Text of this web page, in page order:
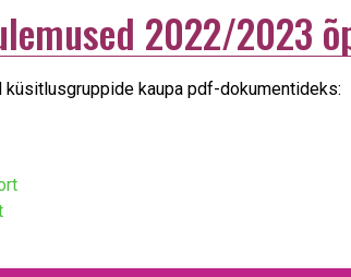
2022/2023
kaupa pdf-dokumentideks: